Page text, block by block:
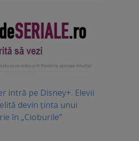
intră pe Disney+. Elevii
devin ținta unui
în „Cioburile”